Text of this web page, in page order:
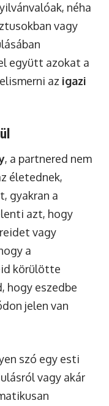
néha
vagy
együtt azokat a
az igazi
, a partnered nem
életednek,
gyakran a
azt, hogy
vagy
a
körülötte
hogy eszedbe
jelen van
szó egy esti
vagy akár